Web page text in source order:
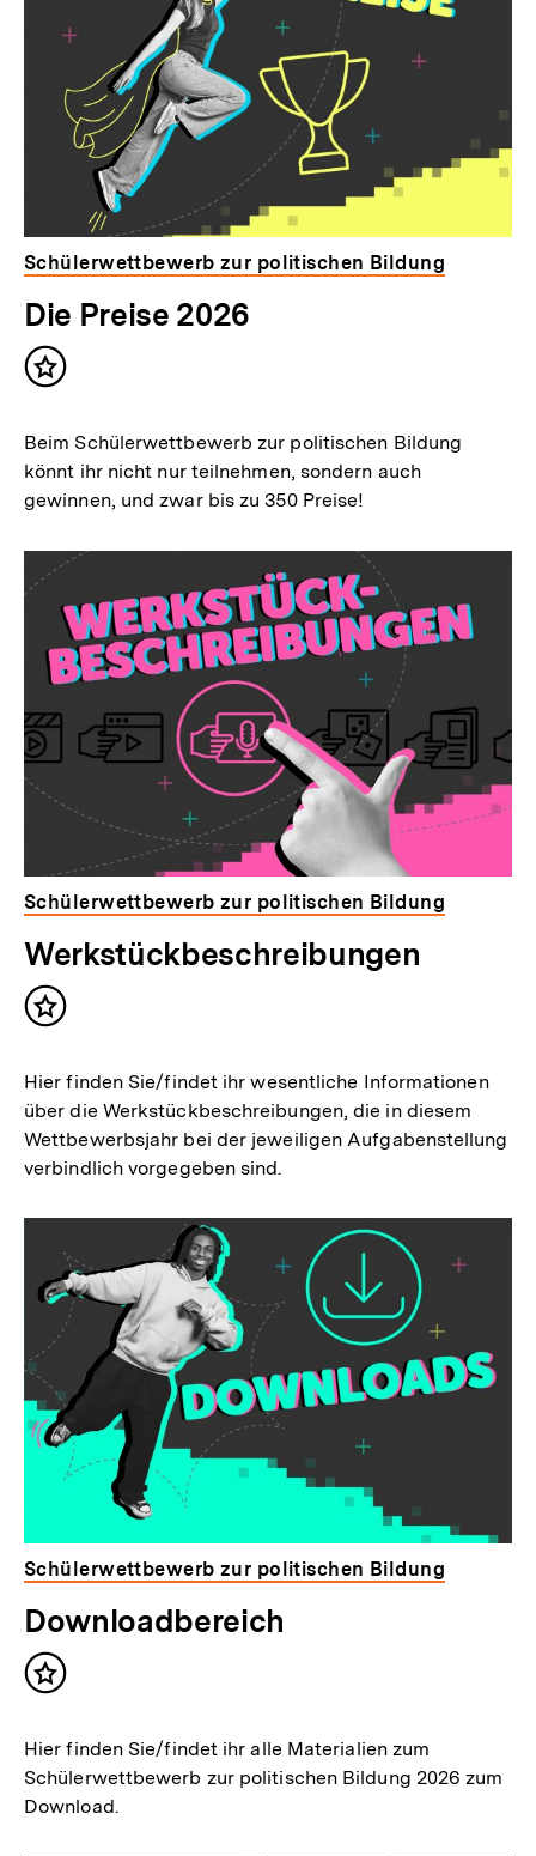
Schülerwettbewerb zur politischen Bildung
Die Preise 2026
Inhalt
Beim Schülerwettbewerb zur politischen Bildung
könnt ihr nicht nur teilnehmen, sondern auch
gewinnen, und zwar bis zu 350 Preise!
Schülerwettbewerb zur politischen Bildung
Werkstückbeschreibungen
Inhalt
Hier finden Sie/findet ihr wesentliche Informationen
über die Werkstückbeschreibungen, die in diesem
Wettbewerbsjahr bei der jeweiligen Aufgabenstellung
verbindlich vorgegeben sind.
Schülerwettbewerb zur politischen Bildung
Downloadbereich
Inhalt
Hier finden Sie/findet ihr alle Materialien zum
Schülerwettbewerb zur politischen Bildung 2026 zum
Download.